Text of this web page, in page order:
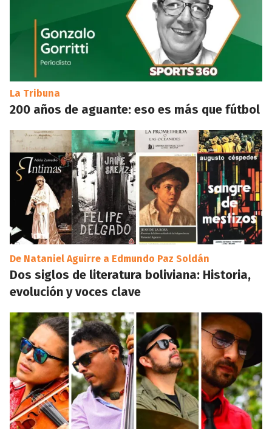
La Tribuna
200 años de aguante: eso es más que fútbol
De Nataniel Aguirre a Edmundo Paz Soldán
Dos siglos de literatura boliviana: Historia,
evolución y voces clave